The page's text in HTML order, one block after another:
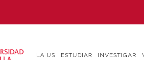
LA US ESTUDIAR INVESTIGAR